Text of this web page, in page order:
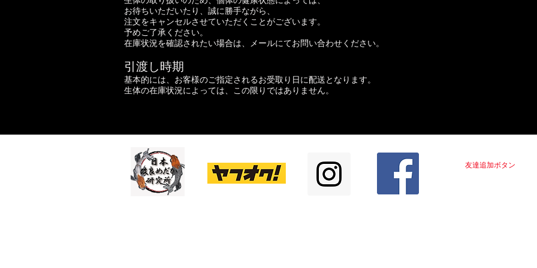
お待ちいただいたり、誠に勝手ながら、
注文をキャンセルさせていただくことがございます。
予めご了承ください。
在庫状況を確認されたい場合は、メールにてお問い合わせください。
引渡し時期
基本的には、お客様のご指定されるお受取り日に配送となります。
生体の在庫状況によっては、この限りではありません。
友達追加ボタン